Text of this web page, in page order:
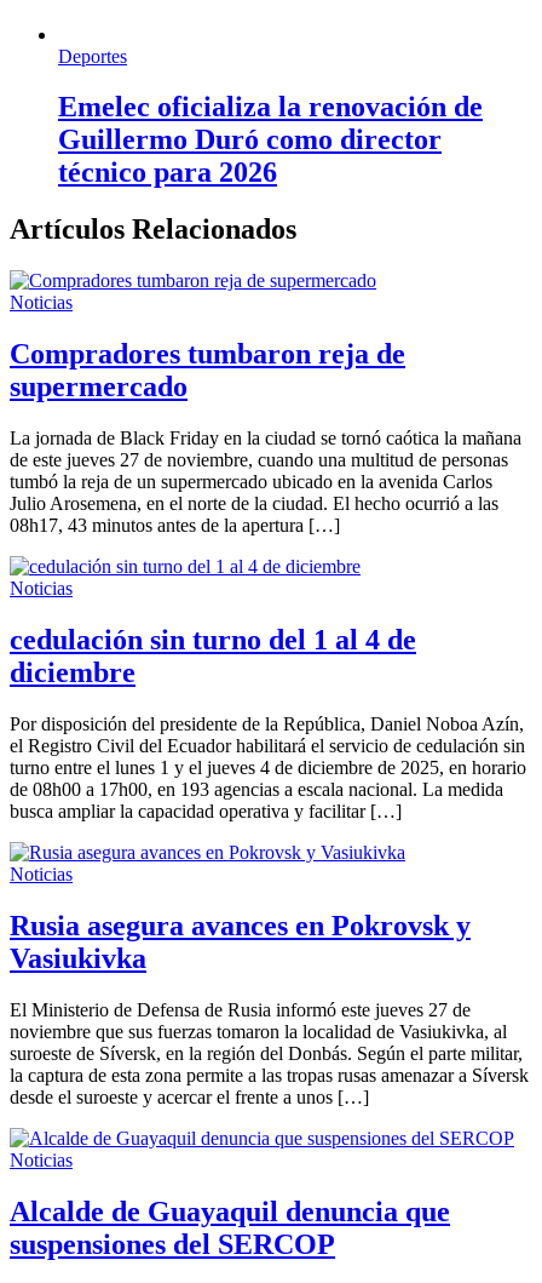
Deportes
Emelec oficializa la renovación de
Guillermo Duró como director
técnico para 2026
Artículos Relacionados
Noticias
Compradores tumbaron reja de
supermercado
La jornada de Black Friday en la ciudad se tornó caótica la mañana
de este jueves 27 de noviembre, cuando una multitud de personas
tumbó la reja de un supermercado ubicado en la avenida Carlos
Julio Arosemena, en el norte de la ciudad. El hecho ocurrió a las
08h17, 43 minutos antes de la apertura […]
Noticias
cedulación sin turno del 1 al 4 de
diciembre
Por disposición del presidente de la República, Daniel Noboa Azín,
el Registro Civil del Ecuador habilitará el servicio de cedulación sin
turno entre el lunes 1 y el jueves 4 de diciembre de 2025, en horario
de 08h00 a 17h00, en 193 agencias a escala nacional. La medida
busca ampliar la capacidad operativa y facilitar […]
Noticias
Rusia asegura avances en Pokrovsk y
Vasiukivka
El Ministerio de Defensa de Rusia informó este jueves 27 de
noviembre que sus fuerzas tomaron la localidad de Vasiukivka, al
suroeste de Síversk, en la región del Donbás. Según el parte militar,
la captura de esta zona permite a las tropas rusas amenazar a Síversk
desde el suroeste y acercar el frente a unos […]
Noticias
Alcalde de Guayaquil denuncia que
suspensiones del SERCOP